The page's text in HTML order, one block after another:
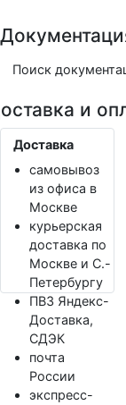
Поиск
и
Доставка
самовывоз
из офиса в
Москве
курьерская
доставка по
Москве и С.-
Петербургу
ПВЗ Яндекс-
Доставка,
СДЭК
почта
России
экспресс-